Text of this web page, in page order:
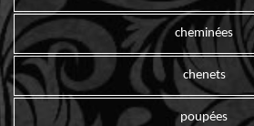
cheminées
chenets
poupées